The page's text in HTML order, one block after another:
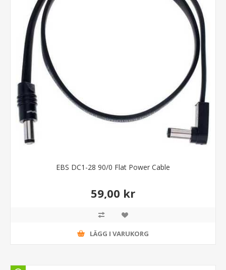
EBS DC1-28 90/0 Flat Power Cable
59,00 kr
LÄGG I VARUKORG